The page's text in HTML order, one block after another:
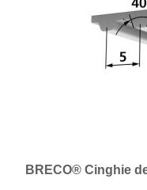
BRECO® Cinghie